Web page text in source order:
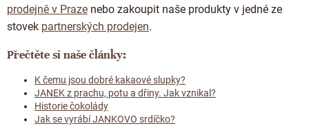
prodejně v Praze nebo zakoupit naše produkty v jedné ze
stovek partnerských prodejen.
Přečtěte si naše články:
K čemu jsou dobré kakaové slupky?
JANEK z prachu, potu a dřiny. Jak vznikal?
Historie čokolády
Jak se vyrábí JANKOVO srdíčko?